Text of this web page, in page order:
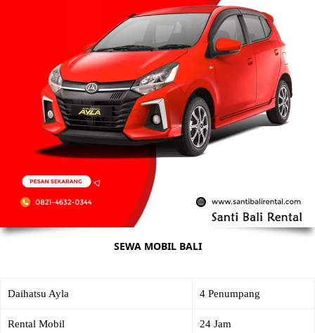
SEWA MOBIL BALI
Daihatsu Ayla 4 Penumpang
Rental Mobil 24 Jam